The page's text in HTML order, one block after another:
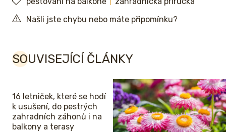
Našli jste chybu nebo máte připomínku?
SOUVISEJÍCÍ ČLÁNKY
16 letniček, které se hodí
k usušení, do pestrých
zahradních záhonů i na
balkony a terasy